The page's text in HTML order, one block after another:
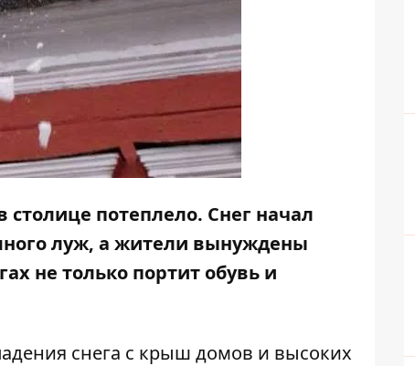
столице потеплело. Снег начал
луж, а жители вынуждены
не только портит обувь и
снега с крыш домов и высоких